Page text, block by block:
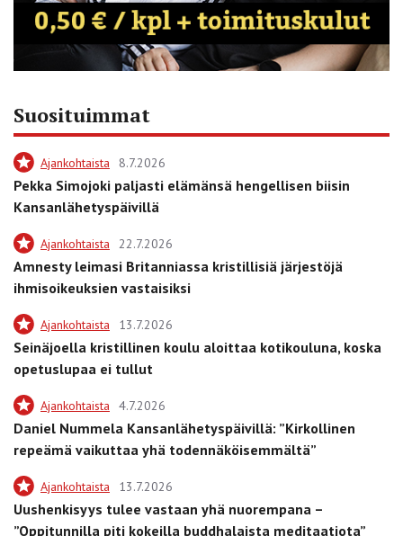
Suosituimmat
Ajankohtaista 8.7.2026
Pekka Simojoki paljasti elämänsä hengellisen biisin
Kansanlähetyspäivillä
Ajankohtaista 22.7.2026
Amnesty leimasi Britanniassa kristillisiä järjestöjä
ihmisoikeuksien vastaisiksi
Ajankohtaista 13.7.2026
Seinäjoella kristillinen koulu aloittaa kotikouluna, koska
opetuslupaa ei tullut
Ajankohtaista 4.7.2026
Daniel Nummela Kansanlähetyspäivillä: ”Kirkollinen
repeämä vaikuttaa yhä todennäköisemmältä”
Ajankohtaista 13.7.2026
Uushenkisyys tulee vastaan yhä nuorempana –
”Oppitunnilla piti kokeilla buddhalaista meditaatiota”